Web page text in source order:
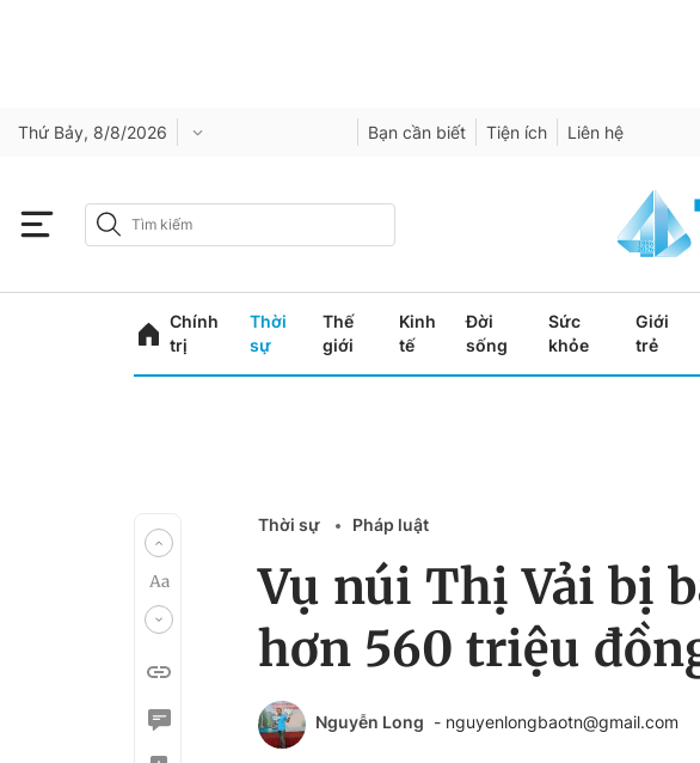
Thứ Bảy, 8/8/2026 Bạn cần biết Tiện ích Liên hệ
Chính
trị
Thời
sự
Thế
giới
Kinh
tế
Đời
sống
Sức
khỏe
Giới
trẻ
Thời sự Pháp luật
Vụ núi Thị Vải bị
hơn 560 triệu
Nguyễn Long - nguyenlongbaotn@gmail.com